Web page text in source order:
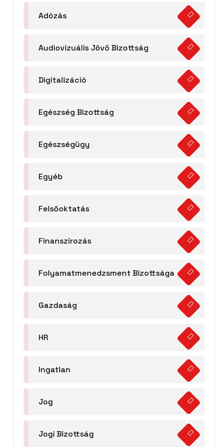
Adózás
Audiovizuális Jövő Bizottság
Digitalizáció
Egészség Bizottság
Egészségügy
Egyéb
Felsőoktatás
Finanszírozás
Folyamatmenedzsment Bizottsága
Gazdaság
HR
Ingatlan
Jog
Jogi Bizottság